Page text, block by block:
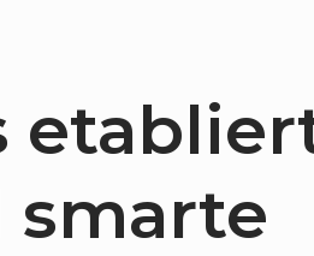
smarte